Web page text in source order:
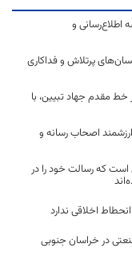
و
پرتلاش و فداکاری
مقدم جهاد تبیین، با
اصحاب رسانه و
است که رسالت خود را در
اخلاقی ندارد
در خراسان جنوبی